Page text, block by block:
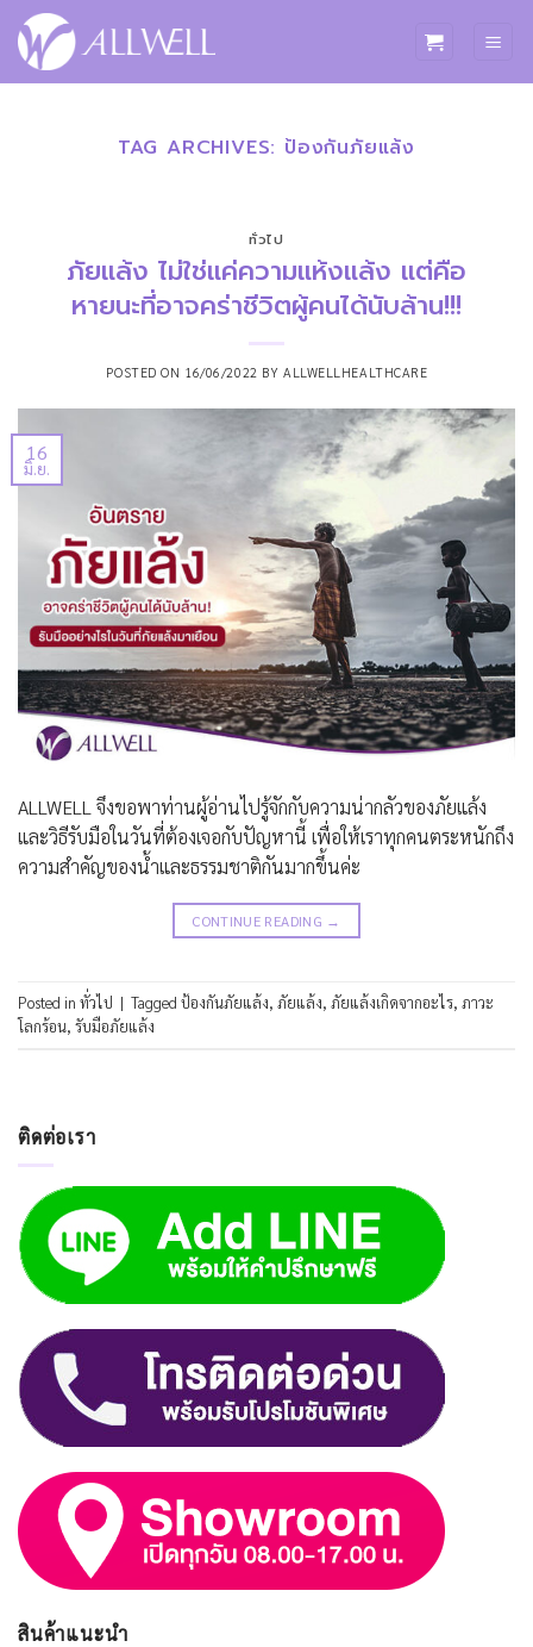
ข้าม
ไป
TAG ARCHIVES: ป้องกันภัยแล้ง
ทั่วไป
ภัยแล้ง ไม่ใช่แค่ความแห้งแล้ง แต่คือ
หายนะที่อาจคร่าชีวิตผู้คนได้นับล้าน!!!
POSTED ON 16/06/2022 BY ALLWELLHEALTHCARE
16
มิ.ย.
ALLWELL จึงขอพาท่านผู้อ่านไปรู้จักกับความน่ากลัวของภัยแล้ง
และวิธีรับมือในวันที่ต้องเจอกับปัญหานี้ เพื่อให้เราทุกคนตระหนักถึง
ความสำคัญของน้ำและธรรมชาติกันมากขึ้นค่ะ
CONTINUE READING →
Posted in ทั่วไป | Tagged ป้องกันภัยแล้ง, ภัยแล้ง, ภัยแล้งเกิดจากอะไร, ภาวะ
โลกร้อน, รับมือภัยแล้ง
ติดต่อเรา
สินค้าแนะนำ